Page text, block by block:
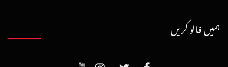
ہمیں فالو کریں